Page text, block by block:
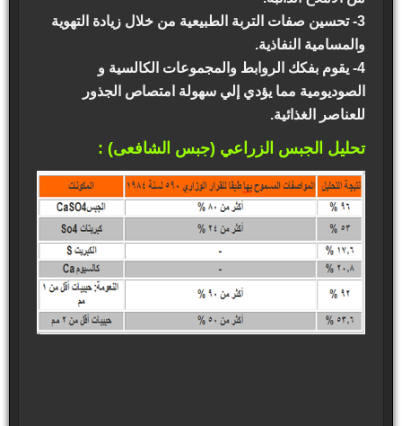
3- تحسين صفات التربة الطبيعية من خلال زيادة التهوية
والمسامية النفاذية.
4- يقوم بفكك الروابط والمجموعات الكالسية و
الصوديومية مما يؤدي إلي سهولة امتصاص الجذور
للعناصر الغذائية.
تحليل الجبس الزراعي (جبس الشافعى) :